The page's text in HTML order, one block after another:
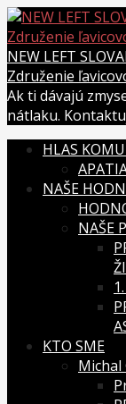
Skip
to
content
NEW LEFT
Združenie
Ak ti dávajú
nátlaku.
HLAS
NAŠE
NAŠE
KTO SME
Michal